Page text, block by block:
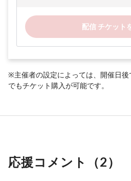
配信 チケット
※主催者の設定によっては、開催日
でもチケット購入が可能です。
応援コメント（2）